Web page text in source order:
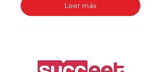
Leer más